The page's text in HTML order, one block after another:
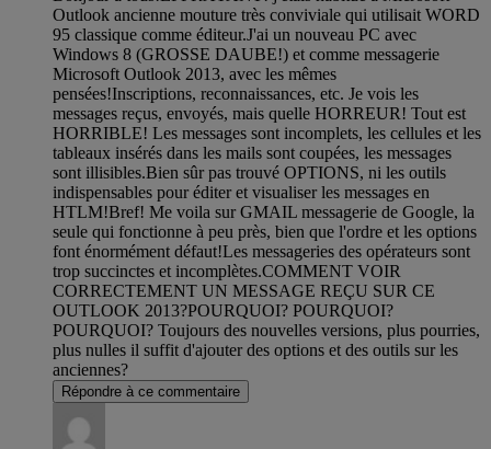
Outlook ancienne mouture très conviviale qui utilisait WORD
95 classique comme éditeur.J'ai un nouveau PC avec
Windows 8 (GROSSE DAUBE!) et comme messagerie
Microsoft Outlook 2013, avec les mêmes
pensées!Inscriptions, reconnaissances, etc. Je vois les
messages reçus, envoyés, mais quelle HORREUR! Tout est
HORRIBLE! Les messages sont incomplets, les cellules et les
tableaux insérés dans les mails sont coupées, les messages
sont illisibles.Bien sûr pas trouvé OPTIONS, ni les outils
indispensables pour éditer et visualiser les messages en
HTLM!Bref! Me voila sur GMAIL messagerie de Google, la
seule qui fonctionne à peu près, bien que l'ordre et les options
font énormément défaut!Les messageries des opérateurs sont
trop succinctes et incomplètes.COMMENT VOIR
CORRECTEMENT UN MESSAGE REÇU SUR CE
OUTLOOK 2013?POURQUOI? POURQUOI?
POURQUOI? Toujours des nouvelles versions, plus pourries,
plus nulles il suffit d'ajouter des options et des outils sur les
anciennes?
Répondre à ce commentaire